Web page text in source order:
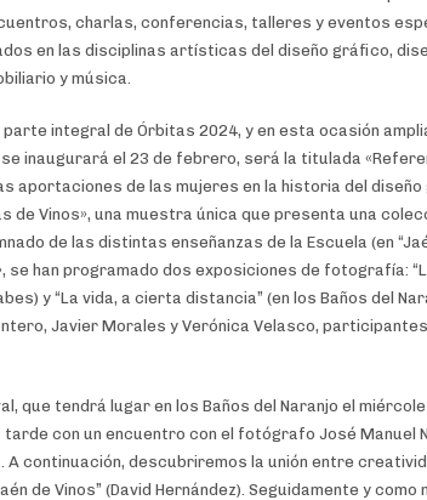
charlas, conferencias, talleres y eventos
en las disciplinas artísticas del diseño gráfico,
y música.
parte integral de Órbitas 2024, y en esta ocasión
inaugurará el 23 de febrero, será la titulada
aportaciones de las mujeres en la historia del
de Vinos», una muestra única que presenta una
de las distintas enseñanzas de la Escuela (en
se han programado dos exposiciones de fotografía:
y “La vida, a cierta distancia” (en los Baños del
Javier Morales y Verónica Velasco,
que tendrá lugar en los Baños del Naranjo el
con un encuentro con el fotógrafo José Manuel
continuación, descubriremos la unión entre
de Vinos” (David Hernández). Seguidamente y